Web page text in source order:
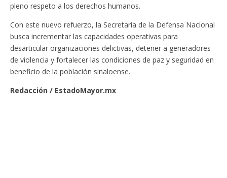
pleno respeto a los derechos humanos.
Con este nuevo refuerzo, la Secretaría de la Defensa Nacional
busca incrementar las capacidades operativas para
desarticular organizaciones delictivas, detener a generadores
de violencia y fortalecer las condiciones de paz y seguridad en
beneficio de la población sinaloense.
Redacción / EstadoMayor.mx